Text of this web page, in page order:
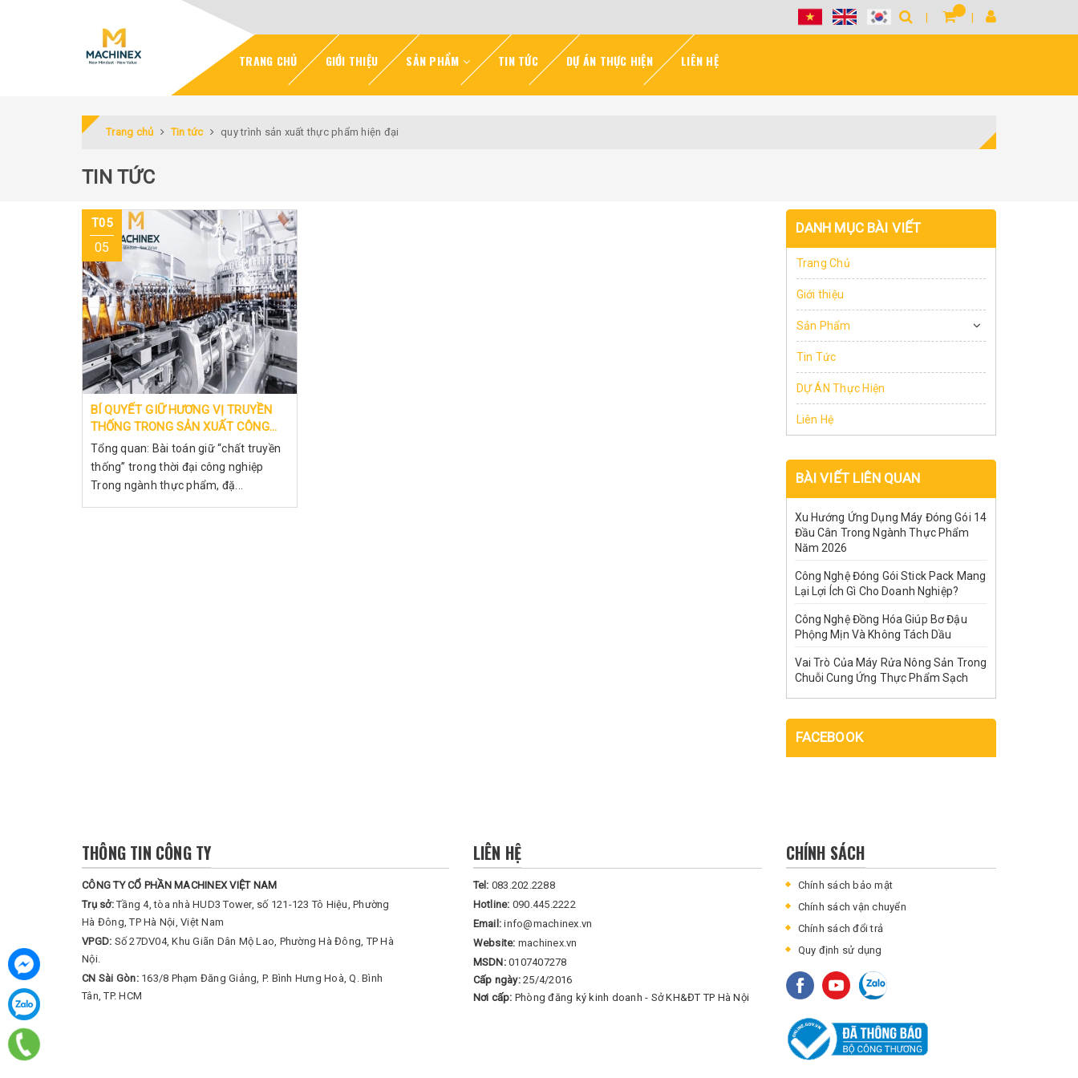
TRANG CHỦ GIỚI THIỆU SẢN PHẨM TIN TỨC DỰ ÁN THỰC HIỆN LIÊN HỆ
Trang chủ Tin tức quy trình sản xuất thực phẩm hiện đại
TIN TỨC
T05
05
BÍ QUYẾT GIỮ HƯƠNG VỊ TRUYỀN
THỐNG TRONG SẢN XUẤT CÔNG
NGHIỆP
Tổng quan: Bài toán giữ “chất truyền
thống” trong thời đại công nghiệp
Trong ngành thực phẩm, đặ...
DANH MỤC BÀI VIẾT
Trang Chủ
Giới thiệu
Sản Phẩm
Tin Tức
DỰ ÁN Thực Hiện
Liên Hệ
BÀI VIẾT LIÊN QUAN
Xu Hướng Ứng Dụng Máy Đóng Gói 14
Đầu Cân Trong Ngành Thực Phẩm
Năm 2026
Công Nghệ Đóng Gói Stick Pack Mang
Lại Lợi Ích Gì Cho Doanh Nghiệp?
Công Nghệ Đồng Hóa Giúp Bơ Đậu
Phộng Mịn Và Không Tách Dầu
Vai Trò Của Máy Rửa Nông Sản Trong
Chuỗi Cung Ứng Thực Phẩm Sạch
FACEBOOK
THÔNG TIN CÔNG TY
CÔNG TY CỔ PHẦN MACHINEX VIỆT NAM
Trụ sở:Tầng 4, tòa nhà HUD3 Tower, số 121-123 Tô Hiệu, Phường
Hà Đông, TP Hà Nội, Việt Nam
VPGD: Số 27DV04, Khu Giãn Dân Mộ Lao, Phường Hà Đông, TP Hà
Nội.
CN Sài Gòn: 163/8 Phạm Đăng Giảng, P. Bình Hưng Hoà, Q. Bình
Tân, TP. HCM
LIÊN HỆ
Tel: 083.202.2288
Hotline: 090.445.2222
Email:info@machinex.vn
Website: machinex.vn
MSDN: 0107407278
Cấp ngày: 25/4/2016
Nơi cấp: Phòng đăng ký kinh doanh - Sở KH&ĐT TP Hà Nội
CHÍNH SÁCH
Chính sách bảo mật
Chính sách vận chuyển
Chính sách đổi trả
Quy định sử dụng